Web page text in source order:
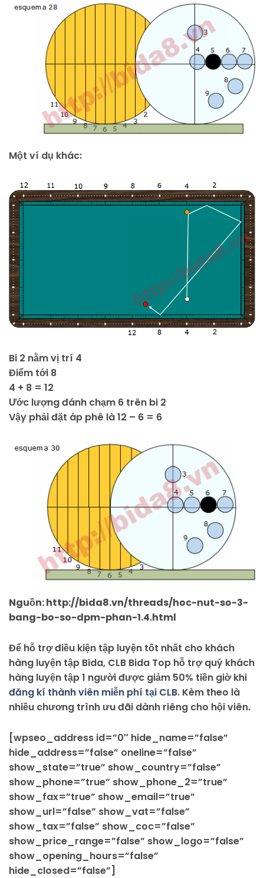
Một ví dụ khác:
Bi 2 nằm vị trí 4
Điểm tới 8
4 + 8 = 12
Ước lượng đánh chạm 6 trên bi 2
Vậy phải đặt áp phê là 12 – 6 = 6
Nguồn: http://bida8.vn/threads/hoc-nut-so-3-
bang-bo-so-dpm-phan-1.4.html
Để hỗ trợ điều kiện tập luyện tốt nhất cho khách
hàng luyện tập Bida, CLB Bida Top hỗ trợ quý khách
hàng luyện tập 1 người được giảm 50% tiền giờ khi
đăng kí thành viên miễn phí tại CLB. Kèm theo là
nhiều chương trình ưu đãi dành riêng cho hội viên.
[wpseo_address id=”0″ hide_name=”false”
hide_address=”false” oneline=”false”
show_state=”true” show_country=”false”
show_phone=”true” show_phone_2=”true”
show_fax=”true” show_email=”true”
show_url=”false” show_vat=”false”
show_tax=”false” show_coc=”false”
show_price_range=”false” show_logo=”false”
show_opening_hours=”false”
hide_closed=”false”]